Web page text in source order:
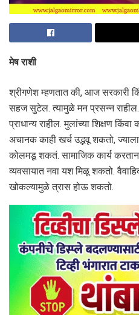
मेष राशी
श्रीगणेश म्‍हणतात की, आज सरकारी
सहज सुटेल. त्यामुळे मन प्रसन्न
प्राधान्य राहील. मुलांच्या शिक्षण
अचानक काही खर्च उद्भवू शकतो,
कोलमडू शकतं. सामाजिक कार्य
व्यवसायात नवा यश मिळू शकतो.
खोकल्यामुळे त्रास होऊ शकतो.